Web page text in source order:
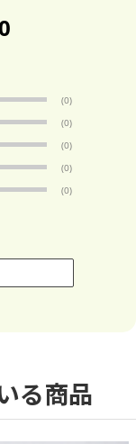
(0)
(0)
(0)
(0)
(0)
る商品